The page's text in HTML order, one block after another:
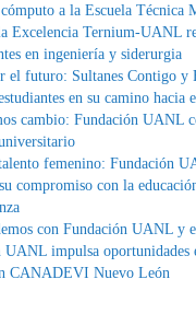
a la Escuela Técnica
Excelencia Ternium-UANL
en ingeniería y siderurgia
el futuro: Sultanes Contigo y
en su camino hacia
cambio: Fundación UANL
femenino: Fundación
compromiso con la
con Fundación UANL y
UANL impulsa oportunidades
CANADEVI Nuevo León